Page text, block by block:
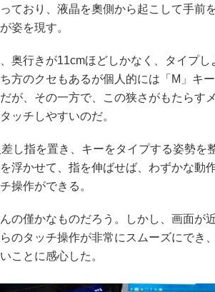
ており、液晶を奧側から起こして手前
姿を現す。
奥行きが11cmほどしかなく、タイプし
方のクセもあるが個人的には「M」キ
が、その一方で、この狭さがもたらす
ッチしやすいのだ。
し指を置き、キーをタイプする姿勢を
浮かせて、指を伸ばせば、わずかな動
操作ができる。
の僅かなものだろう。しかし、画面が
のタッチ操作が非常にスムーズにでき
ことに感心した。